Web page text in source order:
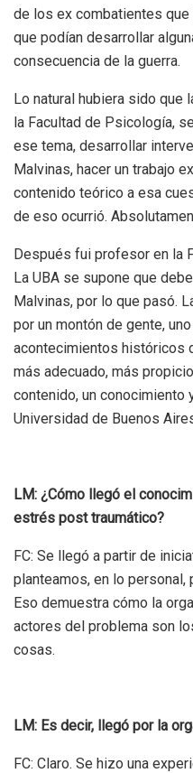
de los ex combatientes
que podían desarrollar
consecuencia de la guerra.
Lo natural hubiera sido que
la Facultad de Psicología,
ese tema, desarrollar
Malvinas, hacer un trabajo
contenido teórico a esa
de eso ocurrió.
Después fui profesor en la
La UBA se supone que
Malvinas, por lo que pasó.
por un montón de gente,
acontecimientos históricos
más adecuado, más
contenido, un conocimiento
Universidad de Buenos
LM: ¿Cómo llegó el
estrés post traumático?
FC: Se llegó a partir de
planteamos, en lo personal,
Eso demuestra cómo la
actores del problema son
cosas.
LM: Es decir, llegó por la
FC: Claro. Se hizo una